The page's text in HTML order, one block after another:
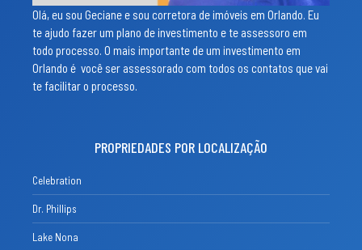
Olá, eu sou Geciane e sou corretora de imóveis em Orlando. Eu
te ajudo fazer um plano de investimento e te assessoro em
todo processo. O mais importante de um investimento em
Orlando é você ser assessorado com todos os contatos que vai
te facilitar o processo.
PROPRIEDADES POR LOCALIZAÇÃO
Celebration
Dr. Phillips
Lake Nona